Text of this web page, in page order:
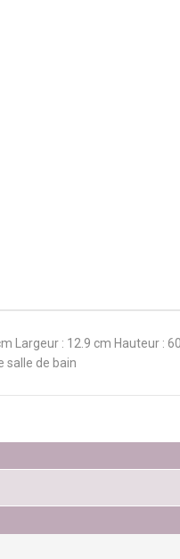
: 12.9 cm Hauteur :
salle de bain